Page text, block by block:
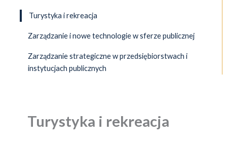
Turystyka i rekreacja
Turystyka i rekreacja
Zarządzanie i nowe technologie w sferze publicznej
Zarządzanie strategiczne w przedsiębiorstwach i
instytucjach publicznych